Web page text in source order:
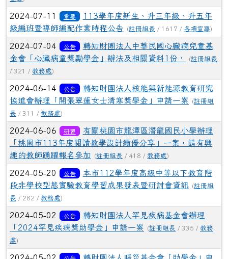
2024-07-11 重要
113學年度新生、升三年級、升五年
級編班暨導師編配作業時程公告
(註冊組長 / 1617 / 各項宣導)
2024-07-04 公告
轉知財團法人中華民國心臟病兒童基
金會「心臟病童獎勵學金」辦法及相關資料1份，
(註冊組長
/ 321 / 教務處)
2024-06-14 公告
轉知財團法人核能與新能源教育研究
協進會辦理「開張翠蓮女士清寒獎學金」申請一案
(註冊組
長 / 311 / 教務處)
2024-06-06 研習
有關桃園市龍潭區潛龍國民小學辦理
「桃園市113年度閱讀教學設計績優分享」一案，請有興
趣的教師踴躍報名參加
(註冊組長 / 418 / 教務處)
2024-05-20 公告
本市112學年度高級中等以下教育階
段非學校型態實驗教育學習成果發表暨研討會資訊 (註冊組
長 / 282 / 教務處)
2024-05-02 公告
轉知財團法人罕見疾病基金會辦理
「2024罕見疾病獎助學金」申請一案
(註冊組長 / 335 / 教務
處)